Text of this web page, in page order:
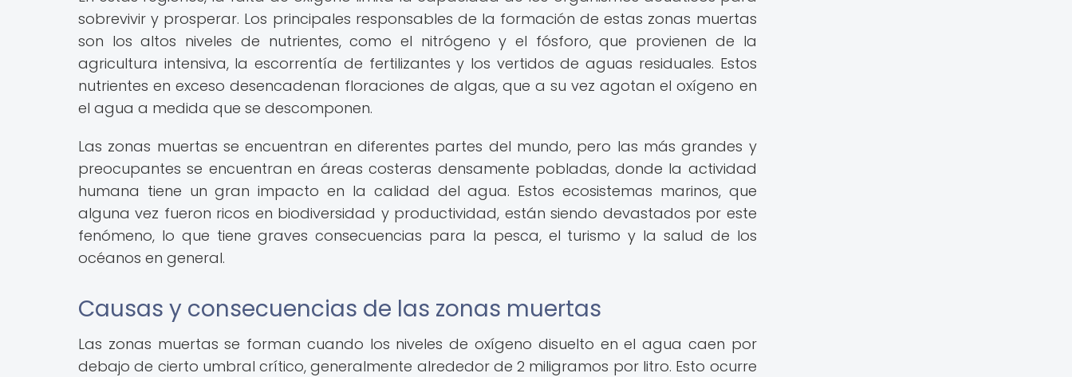
sobrevivir y prosperar. Los principales responsables de la formación de estas zonas muertas
son los altos niveles de nutrientes, como el nitrógeno y el fósforo, que provienen de la
agricultura intensiva, la escorrentía de fertilizantes y los vertidos de aguas residuales. Estos
nutrientes en exceso desencadenan floraciones de algas, que a su vez agotan el oxígeno en
el agua a medida que se descomponen.
Las zonas muertas se encuentran en diferentes partes del mundo, pero las más grandes y
preocupantes se encuentran en áreas costeras densamente pobladas, donde la actividad
humana tiene un gran impacto en la calidad del agua. Estos ecosistemas marinos, que
alguna vez fueron ricos en biodiversidad y productividad, están siendo devastados por este
fenómeno, lo que tiene graves consecuencias para la pesca, el turismo y la salud de los
océanos en general.
Causas y consecuencias de las zonas muertas
Las zonas muertas se forman cuando los niveles de oxígeno disuelto en el agua caen por
debajo de cierto umbral crítico, generalmente alrededor de 2 miligramos por litro. Esto ocurre